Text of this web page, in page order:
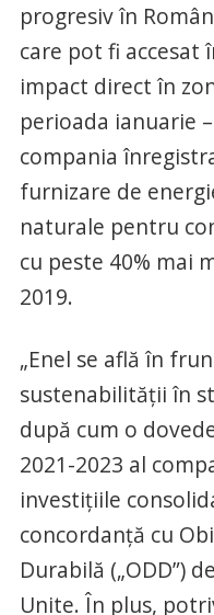
progresiv în
care pot fi accesat
impact direct în
perioada ianuarie
compania
furnizare de
naturale pentru
cu peste 40% mai
2019.
„Enel se află în
sustenabilităţii în
după cum o
2021-2023 al
investiţiile
concordanţă cu
Durabilă („ODD”)
Unite. În plus,